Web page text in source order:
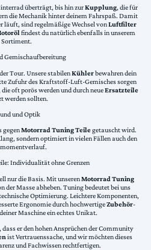
überträgt, bis hin zurKupplung, die für
die Mechanik hinter deinem Fahrspaß. Damit
läuft, sind regelmäßige Wechsel vonLuftfilter
findest du natürlich ebenfalls in unserem
Sortiment.
Gemischaufbereitung
Tour. Unsere stabilenKühlerbewahren dein
Zufuhr des Kraftstoff-Luft-Gemisches sorgen
, die oft porös werden und durch neueErsatzteile
werden sollten.
und Optik
gegenMotorrad Tuning Teilegetauscht wird.
sondern optimiert in vielen Fällen auch den
Individualität ohne Grenzen
nur die Basis. Mit unserenMotorrad Tuning
der Masse abheben. Tuning bedeutet bei uns
Optimierung. Leichtere Komponenten,
Ergonomie durch hochwertigeZubehör-
Maschine ein echtes Unikat.
er den hohen Ansprüchen der Community
ist Vertrauenssache, und wir möchten dieses
und Fachwissen rechtfertigen.